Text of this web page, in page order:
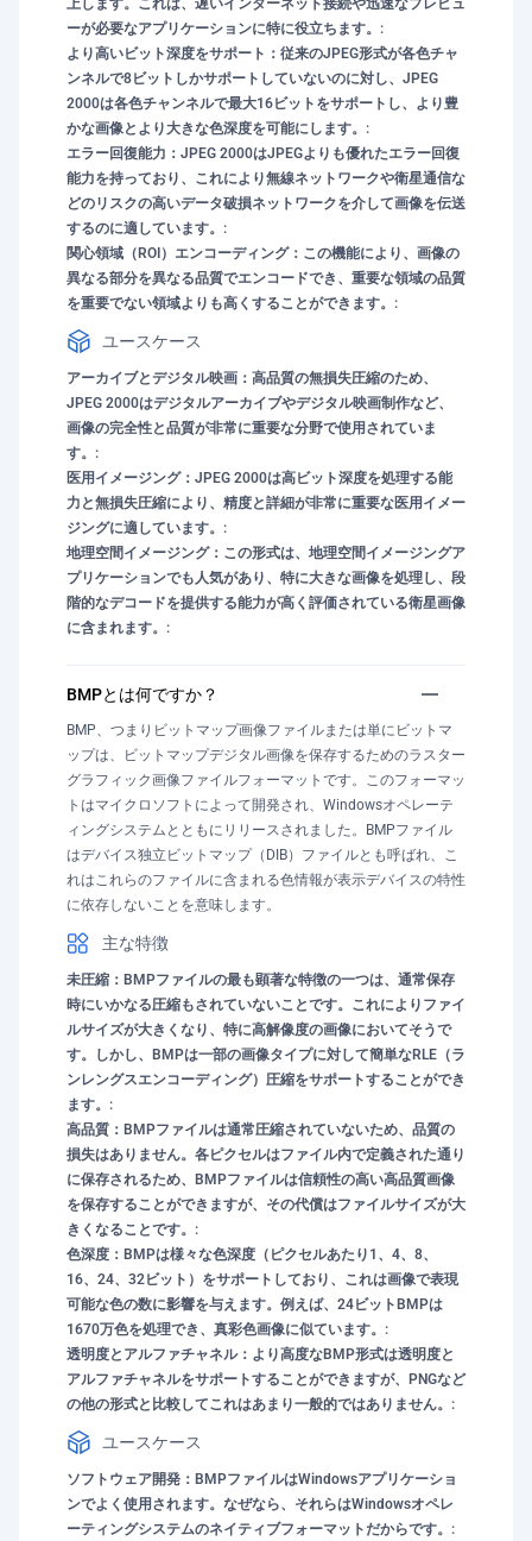
上します。これは、遅いインターネット接続や迅速なプレビュ
ーが必要なアプリケーションに特に役立ちます。:
より高いビット深度をサポート：従来のJPEG形式が各色チャ
ンネルで8ビットしかサポートしていないのに対し、JPEG
2000は各色チャンネルで最大16ビットをサポートし、より豊
かな画像とより大きな色深度を可能にします。:
エラー回復能力：JPEG 2000はJPEGよりも優れたエラー回復
能力を持っており、これにより無線ネットワークや衛星通信な
どのリスクの高いデータ破損ネットワークを介して画像を伝送
するのに適しています。:
関心領域（ROI）エンコーディング：この機能により、画像の
異なる部分を異なる品質でエンコードでき、重要な領域の品質
を重要でない領域よりも高くすることができます。:
ユースケース
アーカイブとデジタル映画：高品質の無損失圧縮のため、
JPEG 2000はデジタルアーカイブやデジタル映画制作など、
画像の完全性と品質が非常に重要な分野で使用されていま
す。:
医用イメージング：JPEG 2000は高ビット深度を処理する能
力と無損失圧縮により、精度と詳細が非常に重要な医用イメー
ジングに適しています。:
地理空間イメージング：この形式は、地理空間イメージングア
プリケーションでも人気があり、特に大きな画像を処理し、段
階的なデコードを提供する能力が高く評価されている衛星画像
に含まれます。:
BMPとは何ですか？
BMP、つまりビットマップ画像ファイルまたは単にビットマ
ップは、ビットマップデジタル画像を保存するためのラスター
グラフィック画像ファイルフォーマットです。このフォーマッ
トはマイクロソフトによって開発され、Windowsオペレーテ
ィングシステムとともにリリースされました。BMPファイル
はデバイス独立ビットマップ（DIB）ファイルとも呼ばれ、こ
れはこれらのファイルに含まれる色情報が表示デバイスの特性
に依存しないことを意味します。
主な特徴
未圧縮：BMPファイルの最も顕著な特徴の一つは、通常保存
時にいかなる圧縮もされていないことです。これによりファイ
ルサイズが大きくなり、特に高解像度の画像においてそうで
す。しかし、BMPは一部の画像タイプに対して簡単なRLE（ラ
ンレングスエンコーディング）圧縮をサポートすることができ
ます。:
高品質：BMPファイルは通常圧縮されていないため、品質の
損失はありません。各ピクセルはファイル内で定義された通り
に保存されるため、BMPファイルは信頼性の高い高品質画像
を保存することができますが、その代償はファイルサイズが大
きくなることです。:
色深度：BMPは様々な色深度（ピクセルあたり1、4、8、
16、24、32ビット）をサポートしており、これは画像で表現
可能な色の数に影響を与えます。例えば、24ビットBMPは
1670万色を処理でき、真彩色画像に似ています。:
透明度とアルファチャネル：より高度なBMP形式は透明度と
アルファチャネルをサポートすることができますが、PNGなど
の他の形式と比較してこれはあまり一般的ではありません。:
ユースケース
ソフトウェア開発：BMPファイルはWindowsアプリケーショ
ンでよく使用されます。なぜなら、それらはWindowsオペレ
ーティングシステムのネイティブフォーマットだからです。: